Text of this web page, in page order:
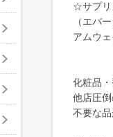
☆サプリ
（エバ
アムウ
化粧品
他店圧倒
不要な